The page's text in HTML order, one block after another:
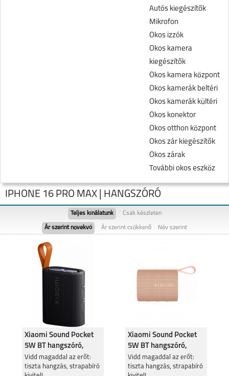
Autós kiegészítők
Mikrofon
Okos izzók
Okos kamera
kiegészítők
Okos kamera központ
Okos kamerák beltéri
Okos kamerák kültéri
Okos konektor
Okos otthon központ
Okos zár kiegészítők
Okos zárak
További okos eszköz
IPHONE 17 PRO MAX IPHONE 17 PRO
IPHONE AIR IPHONE 17
IPHONE 16 PRO MAX | HANGSZÓRÓ
Teljes kínálatunk Csak készleten
Ár szerint növekvő Ár szerint csökkenő Név szerint
Xiaomi Sound Pocket
5W BT hangszóró,
fekete QBH4269
Vidd magaddal az erőt:
tiszta hangzás, strapabíró
Xiaomi Sound Pocket
5W BT hangszóró,
rózsaszín QBH4380
Vidd magaddal az erőt:
tiszta hangzás, strapabíró